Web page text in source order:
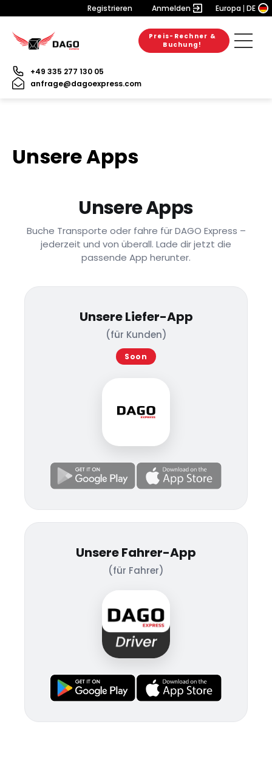
Registrieren Anmelden Europa DE
Preis-Rechner &
Buchung!
+49 335 277 130 05
anfrage@dagoexpress.com
Unsere Apps
Unsere Apps
Buche Transporte oder fahre für DAGO Express –
jederzeit und von überall. Lade dir jetzt die
passende App herunter.
Unsere Liefer-App
(für Kunden)
Soon
Unsere Fahrer-App
(für Fahrer)